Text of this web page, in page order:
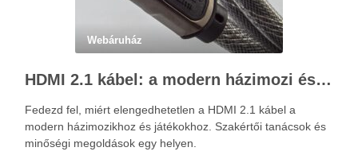
Webáruház
HDMI 2.1 kábel: a modern házimozi és játékok alapja – Kácsa Audió megoldások
Fedezd fel, miért elengedhetetlen a HDMI 2.1 kábel a
modern házimozikhoz és játékokhoz. Szakértői tanácsok és
minőségi megoldások egy helyen.